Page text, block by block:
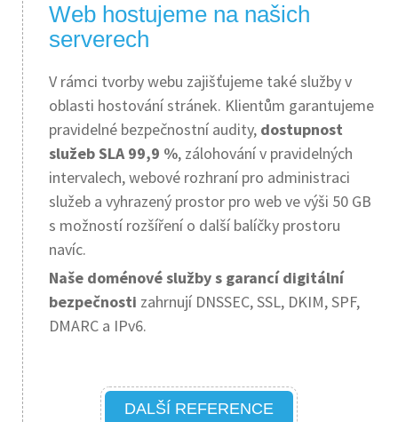
Web hostujeme na našich
serverech
V rámci tvorby webu zajišťujeme také služby v
oblasti hostování stránek. Klientům garantujeme
pravidelné bezpečnostní audity, dostupnost
služeb SLA 99,9 %, zálohování v pravidelných
intervalech, webové rozhraní pro administraci
služeb a vyhrazený prostor pro web ve výši 50 GB
s možností rozšíření o další balíčky prostoru
navíc.
Naše doménové služby s garancí digitální
bezpečnosti zahrnují DNSSEC, SSL, DKIM, SPF,
DMARC a IPv6.
DALŠÍ REFERENCE